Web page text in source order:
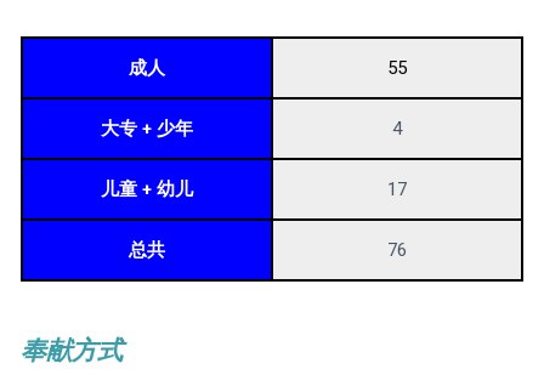
成人 55
大专 + 少年 4
儿童 + 幼儿 17
总共 76
奉献方式